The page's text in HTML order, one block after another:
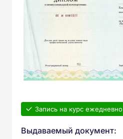
Запись на курс ежедневно
Выдаваемый документ: